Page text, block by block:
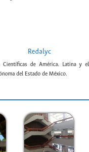
Redalyc
Científicas de América. Latina y
del Estado de México.